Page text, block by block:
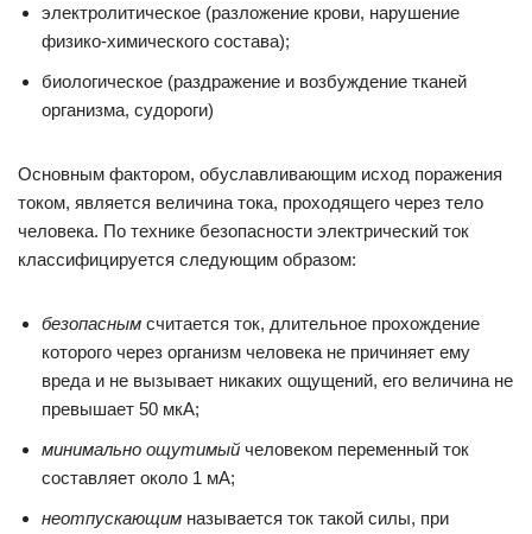
электролитическое (разложение крови, нарушение
физико-химического состава);
биологическое (раздражение и возбуждение тканей
организма, судороги)
Основным фактором, обуславливающим исход поражения
током, является величина тока, проходящего через тело
человека. По технике безопасности электрический ток
классифицируется следующим образом:
безопасным считается ток, длительное прохождение
которого через организм человека не причиняет ему
вреда и не вызывает никаких ощущений, его величина не
превышает 50 мкА;
минимально ощутимый человеком переменный ток
составляет около 1 мА;
неотпускающим называется ток такой силы, при